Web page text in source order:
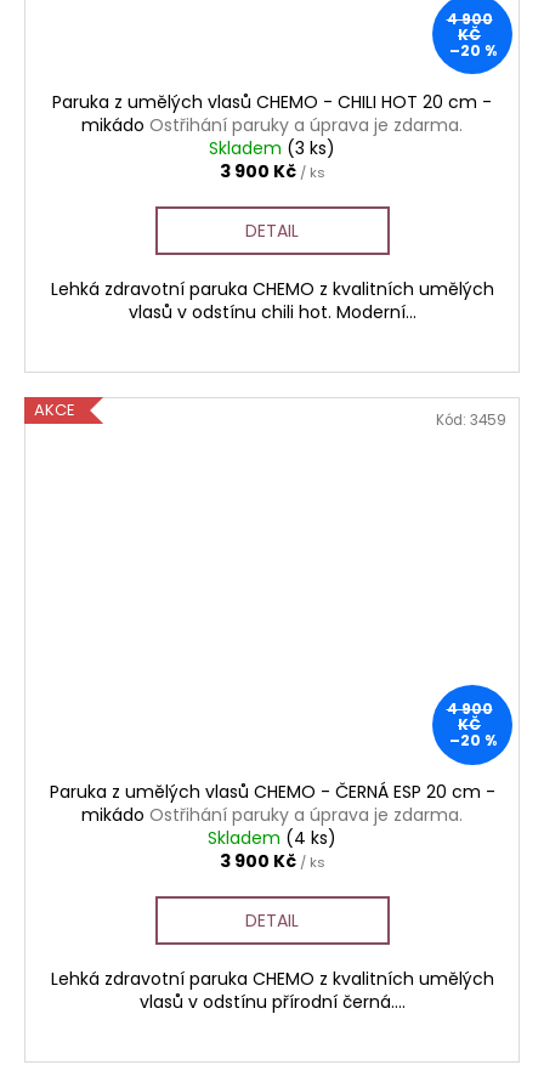
4 900
KČ
–20 %
Paruka z umělých vlasů CHEMO - CHILI HOT 20 cm -
mikádo Ostřihání paruky a úprava je zdarma.
Skladem (3 ks)
3 900 Kč / ks
DETAIL
Lehká zdravotní paruka CHEMO z kvalitních umělých
vlasů v odstínu chili hot. Moderní...
AKCE
4 900
KČ
–20 %
Paruka z umělých vlasů CHEMO - ČERNÁ ESP 20 cm -
mikádo Ostřihání paruky a úprava je zdarma.
Skladem (4 ks)
3 900 Kč / ks
DETAIL
Lehká zdravotní paruka CHEMO z kvalitních umělých
vlasů v odstínu přírodní černá....
Kód: 3459